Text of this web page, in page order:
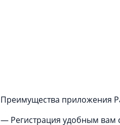
Преимущества приложения
— Регистрация удобным вам